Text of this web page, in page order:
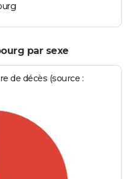
par sexe
de décès (source :